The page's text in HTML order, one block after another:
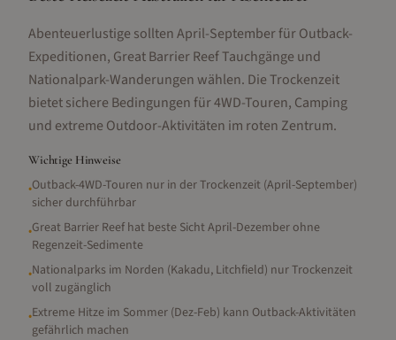
Abenteuerlustige sollten April-September für Outback-
Expeditionen, Great Barrier Reef Tauchgänge und
Nationalpark-Wanderungen wählen. Die Trockenzeit
bietet sichere Bedingungen für 4WD-Touren, Camping
und extreme Outdoor-Aktivitäten im roten Zentrum.
Wichtige Hinweise
•Outback-4WD-Touren nur in der Trockenzeit (April-September)
sicher durchführbar
•Great Barrier Reef hat beste Sicht April-Dezember ohne
Regenzeit-Sedimente
•Nationalparks im Norden (Kakadu, Litchfield) nur Trockenzeit
voll zugänglich
•Extreme Hitze im Sommer (Dez-Feb) kann Outback-Aktivitäten
gefährlich machen